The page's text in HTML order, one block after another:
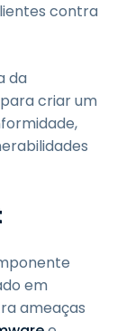
contra
da
criar um
em
ameaças